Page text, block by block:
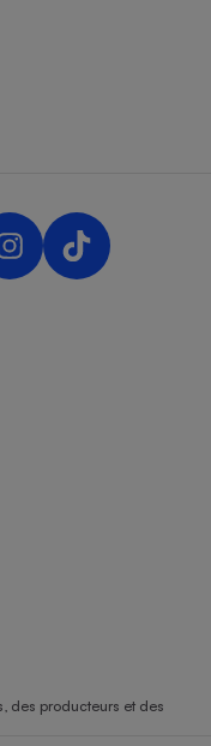
des producteurs et des